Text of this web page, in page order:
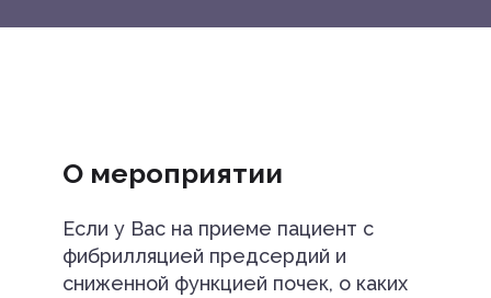
О мероприятии
Если у Вас на приеме пациент с
фибрилляцией предсердий и
сниженной функцией почек, о каких